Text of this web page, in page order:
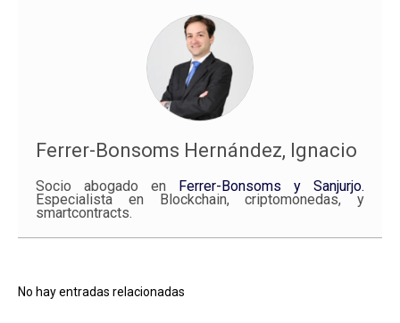
Ferrer-Bonsoms Hernández, Ignacio
Socio abogado en Ferrer-Bonsoms y Sanjurjo.
Especialista en Blockchain, criptomonedas, y
smartcontracts.
No hay entradas relacionadas